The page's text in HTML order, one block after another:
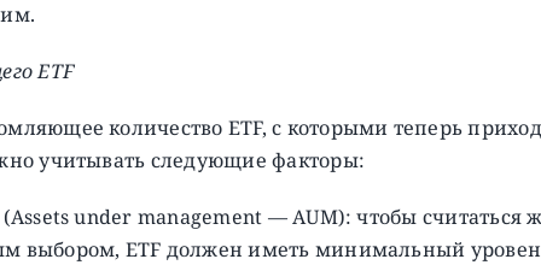
ETF
количество ETF, с которыми теперь
учитывать следующие факторы:
under management — AUM): чтобы считаться
выбором, ETF должен иметь минимальный